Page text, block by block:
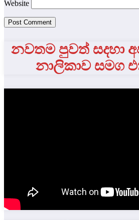
Website
නවතම පුවත් සදහා
නාලිකාව සමග